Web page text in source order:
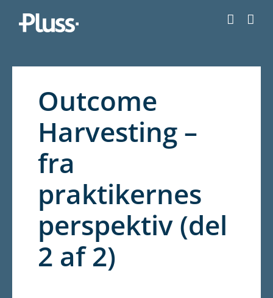
Outcome
Harvesting –
fra
praktikernes
perspektiv (del
2 af 2)